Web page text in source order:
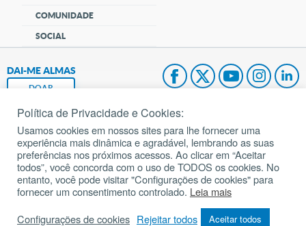
COMUNIDADE
SOCIAL
DAI-ME ALMAS
DOAR
Fundação João Paulo II
Pedido de Oração
Mapa do site
Política de Privacidade e Cookies:
Usamos cookies em nossos sites para lhe fornecer uma
experiência mais dinâmica e agradável, lembrando as suas
preferências nos próximos acessos. Ao clicar em “Aceitar
todos”, você concorda com o uso de TODOS os cookies. No
entanto, você pode visitar "Configurações de cookies" para
fornecer um consentimento controlado. Leia mais
Configurações de cookies Rejeitar todos Aceitar todos